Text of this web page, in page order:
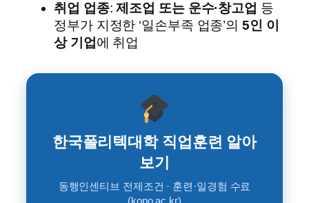
취업 업종:제조업 또는 운수·창고업 등
정부가 지정한 ‘일손부족 업종’의5인 이
상 기업 에 취업
한국폴리텍대학 직업훈련 알아
보기
동행인센티브 전제조건 · 훈련·일경험 수료
(kopo.ac.kr)